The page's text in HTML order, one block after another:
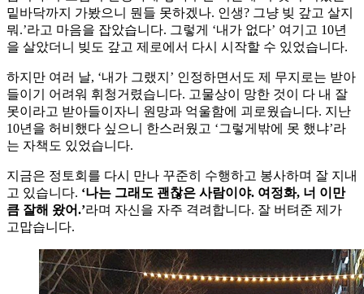
밑바닥까지 가봤으니 뭔들 못하겠나. 인생? 그냥 빚 갚고 살지
뭐.’라고 마음을 잡았습니다. 그렇게 ‘내가 없다’ 여기고 10년
을 살았더니 빚도 갚고 제로에서 다시 시작할 수 있었습니다.
하지만 여러 날, ‘내가 그랬지’ 인정하면서도 제 무지로는 받아
들이기 어려워 휘청거렸습니다. 고물상이 망한 것이 다 내 잘
못이라고 받아들이자니 원망과 억울함에 괴로웠습니다. 지난
10년을 허비했다 싶으니 한스러웠고 ‘그렇게밖에 못 했냐’라
는 자책도 있었습니다.
지금은 정토회를 다시 만나 꾸준히 수행하고 봉사하며 잘 지내
고 있습니다. ‘나는 그래도 괜찮은 사람이야. 여정화, 너 이만
큼 잘해 왔어.’라며 자신을 자주 격려합니다. 잘 버텨준 제가
고맙습니다.